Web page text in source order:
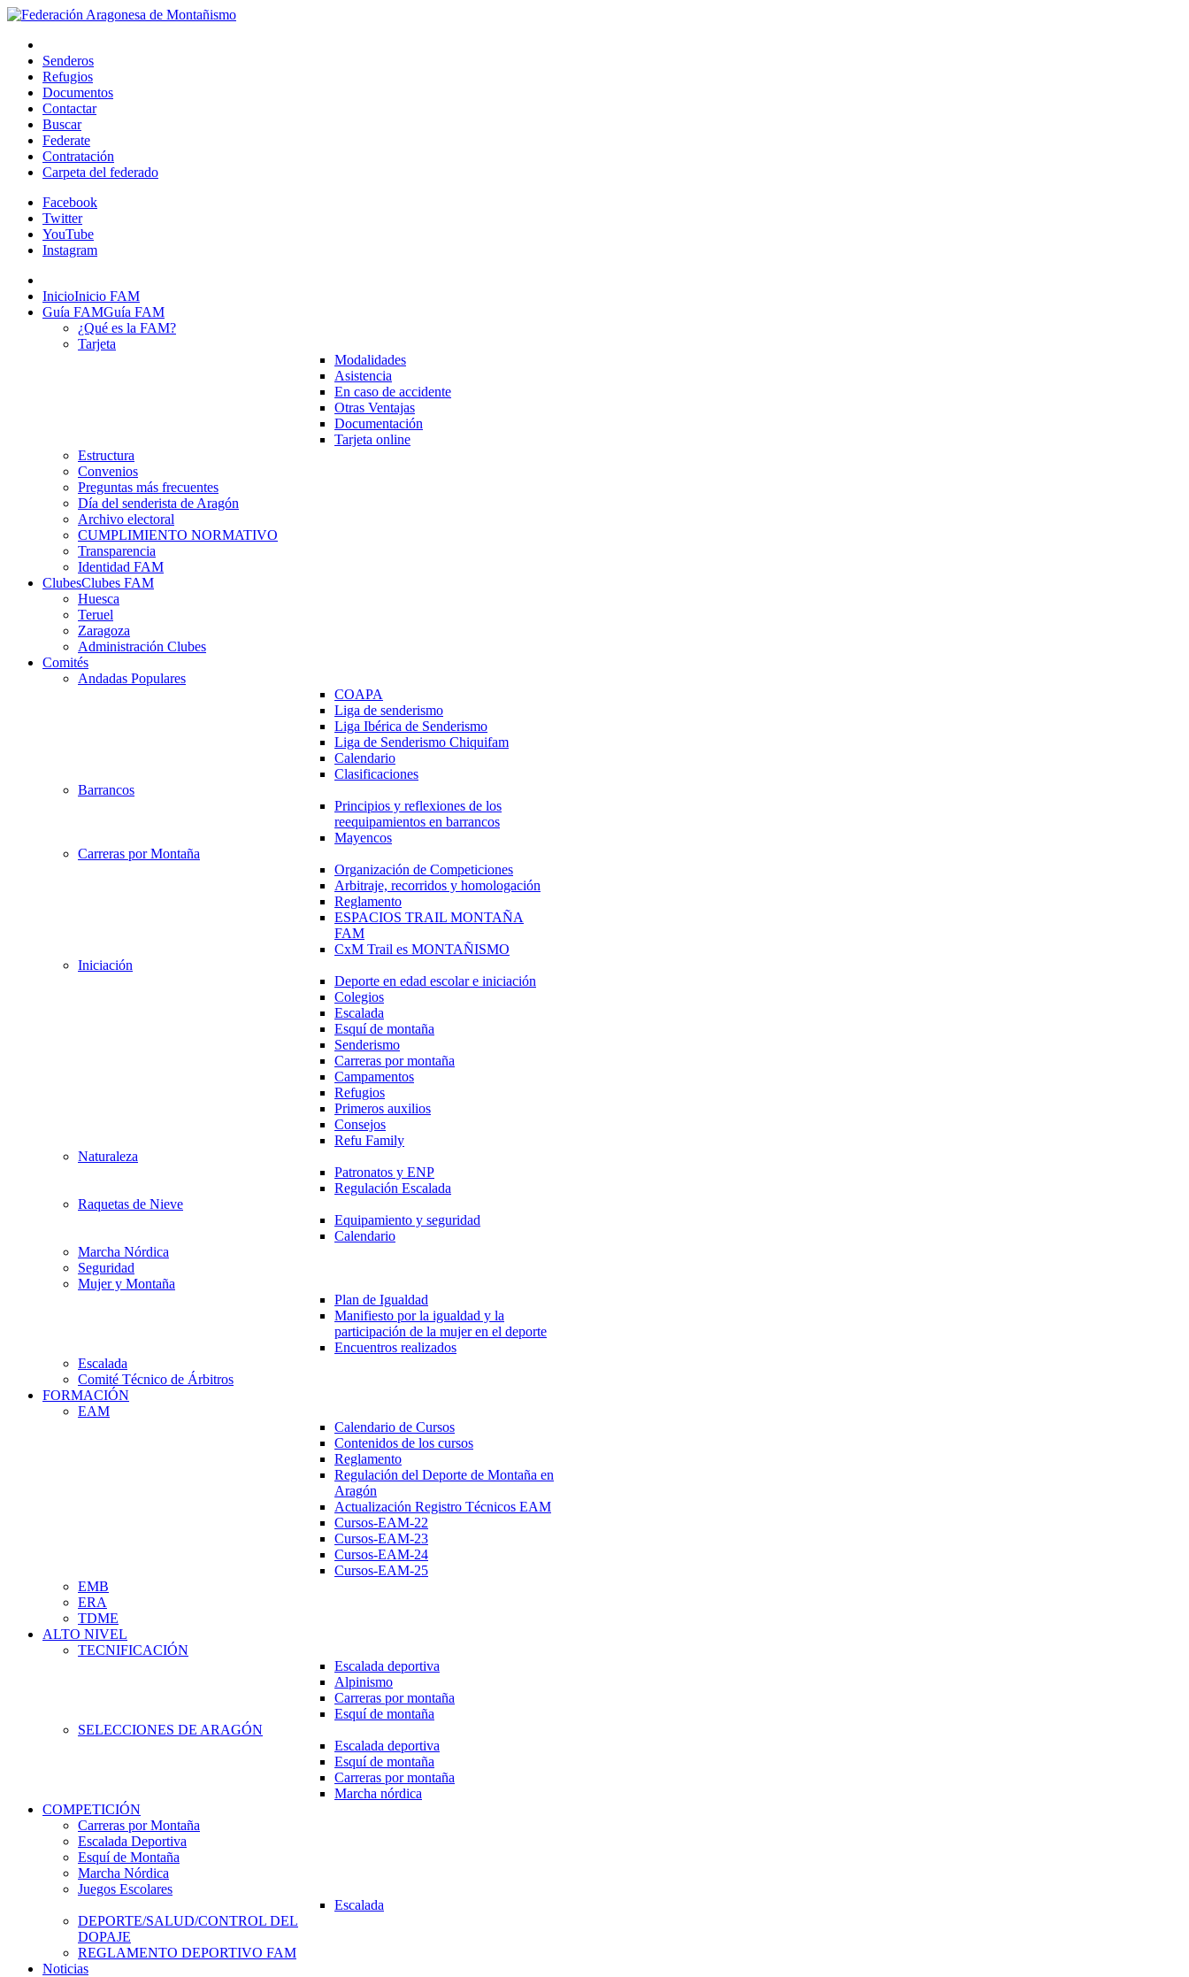
Senderos
Refugios
Documentos
Contactar
Buscar
Federate
Contratación
Carpeta del federado
Facebook
Twitter
YouTube
Instagram
InicioInicio FAM
Guía FAMGuía FAM
¿Qué es la FAM?
Tarjeta
Modalidades
Asistencia
En caso de accidente
Otras Ventajas
Documentación
Tarjeta online
Estructura
Convenios
Preguntas más frecuentes
Día del senderista de Aragón
Archivo electoral
CUMPLIMIENTO NORMATIVO
Transparencia
Identidad FAM
ClubesClubes FAM
Huesca
Teruel
Zaragoza
Administración Clubes
Comités
Andadas Populares
COAPA
Liga de senderismo
Liga Ibérica de Senderismo
Liga de Senderismo Chiquifam
Calendario
Clasificaciones
Barrancos
Principios y reflexiones de los
reequipamientos en barrancos
Mayencos
Carreras por Montaña
Organización de Competiciones
Arbitraje, recorridos y homologación
Reglamento
ESPACIOS TRAIL MONTAÑA
FAM
CxM Trail es MONTAÑISMO
Iniciación
Deporte en edad escolar e iniciación
Colegios
Escalada
Esquí de montaña
Senderismo
Carreras por montaña
Campamentos
Refugios
Primeros auxilios
Consejos
Refu Family
Naturaleza
Patronatos y ENP
Regulación Escalada
Raquetas de Nieve
Equipamiento y seguridad
Calendario
Marcha Nórdica
Seguridad
Mujer y Montaña
Plan de Igualdad
Manifiesto por la igualdad y la
participación de la mujer en el deporte
Encuentros realizados
Escalada
Comité Técnico de Árbitros
FORMACIÓN
EAM
Calendario de Cursos
Contenidos de los cursos
Reglamento
Regulación del Deporte de Montaña en
Aragón
Actualización Registro Técnicos EAM
Cursos-EAM-22
Cursos-EAM-23
Cursos-EAM-24
Cursos-EAM-25
EMB
ERA
TDME
ALTO NIVEL
TECNIFICACIÓN
Escalada deportiva
Alpinismo
Carreras por montaña
Esquí de montaña
SELECCIONES DE ARAGÓN
Escalada deportiva
Esquí de montaña
Carreras por montaña
Marcha nórdica
COMPETICIÓN
Carreras por Montaña
Escalada Deportiva
Esquí de Montaña
Marcha Nórdica
Juegos Escolares
Escalada
DEPORTE/SALUD/CONTROL DEL
DOPAJE
REGLAMENTO DEPORTIVO FAM
Noticias